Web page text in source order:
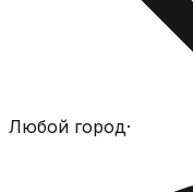
Любой город·